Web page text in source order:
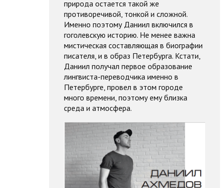
природа остается такой же
противоречивой, тонкой и сложной.
Именно поэтому Даниил включился в
гоголевскую историю. Не менее важна
мистическая составляющая в биографии
писателя, и в образ Петербурга. Кстати,
Даниил получал первое образование
лингвиста-переводчика именно в
Петербурге, провел в этом городе
много времени, поэтому ему близка
среда и атмосфера.